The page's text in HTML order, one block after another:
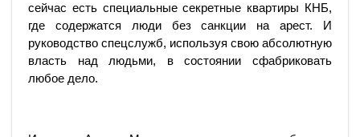
сейчас есть специальные секретные квартиры КНБ,
где содержатся люди без санкции на арест. И
руководство спецслужб, используя свою абсолютную
власть над людьми, в состоянии сфабриковать
любое дело.